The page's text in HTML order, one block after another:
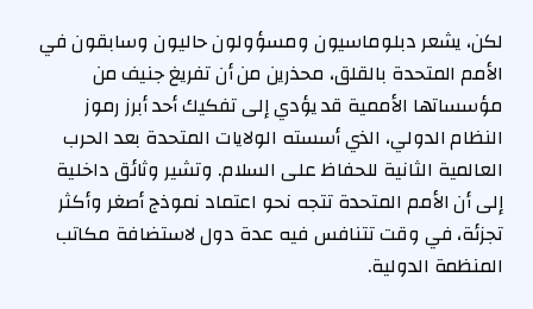
لكن، يشعر دبلوماسيون ومسؤولون حاليون وسابقون في
الأمم المتحدة بالقلق، محذرين من أن تفريغ جنيف من
مؤسساتها الأممية قد يؤدي إلى تفكيك أحد أبرز رموز
النظام الدولي، الذي أسسته الولايات المتحدة بعد الحرب
العالمية الثانية للحفاظ على السلام. وتشير وثائق داخلية
إلى أن الأمم المتحدة تتجه نحو اعتماد نموذج أصغر وأكثر
تجزئة، في وقت تتنافس فيه عدة دول لاستضافة مكاتب
المنظمة الدولية.